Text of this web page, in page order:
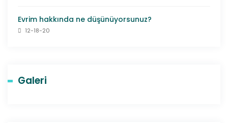
Evrim hakkında ne düşünüyorsunuz?
12-18-20
Galeri